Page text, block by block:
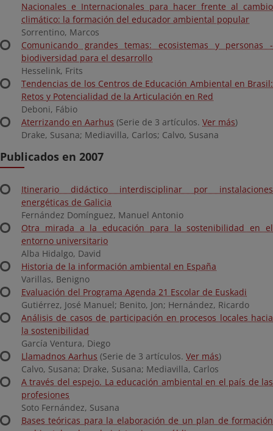
Nacionales e Internacionales para hacer frente al cambio
climático: la formación del educador ambiental popular
Sorrentino, Marcos
Comunicando grandes temas: ecosistemas y personas -
biodiversidad para el desarrollo
Hesselink, Frits
Tendencias de los Centros de Educación Ambiental en Brasil:
Retos y Potencialidad de la Articulación en Red
Deboni, Fábio
Aterrizando en Aarhus (Serie de 3 artículos. Ver más)
Drake, Susana; Mediavilla, Carlos; Calvo, Susana
Publicados en 2007
Itinerario didáctico interdisciplinar por instalaciones
energéticas de Galicia
Fernández Domínguez, Manuel Antonio
Otra mirada a la educación para la sostenibilidad en el
entorno universitario
Alba Hidalgo, David
Historia de la información ambiental en España
Varillas, Benigno
Evaluación del Programa Agenda 21 Escolar de Euskadi
Gutiérrez, José Manuel; Benito, Jon; Hernández, Ricardo
Análisis de casos de participación en procesos locales hacia
la sostenibilidad
García Ventura, Diego
Llamadnos Aarhus (Serie de 3 artículos. Ver más)
Calvo, Susana; Drake, Susana; Mediavilla, Carlos
A través del espejo. La educación ambiental en el país de las
profesiones
Soto Fernández, Susana
Bases teóricas para la elaboración de un plan de formación